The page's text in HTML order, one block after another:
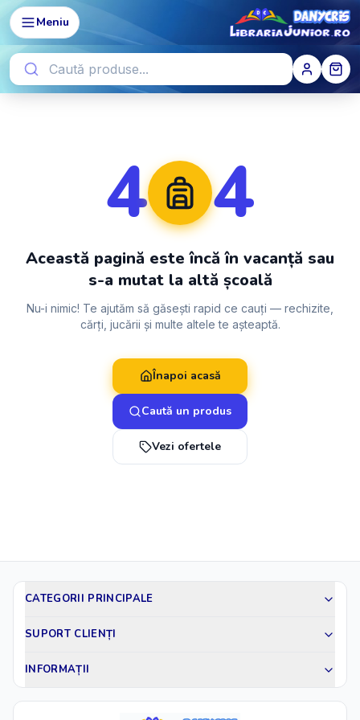
Meniu
4 4
Această pagină este încă în vacanță sau
s-a mutat la altă școală
Nu-i nimic! Te ajutăm să găsești rapid ce cauți — rechizite,
cărți, jucării și multe altele te așteaptă.
Înapoi acasă
Caută un produs
Vezi ofertele
CATEGORII PRINCIPALE
SUPORT CLIENȚI
INFORMAȚII